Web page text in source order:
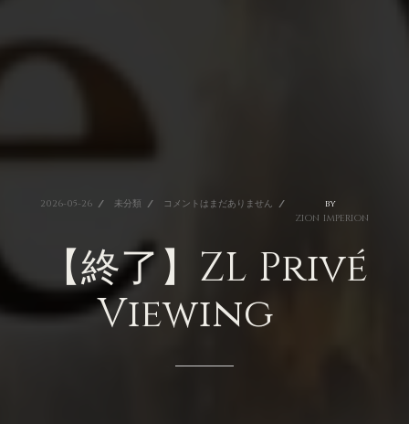
2026-05-26 未分類 コメントはまだありません
by
ZION IMPERION
【終了】ZL Privé
Viewing